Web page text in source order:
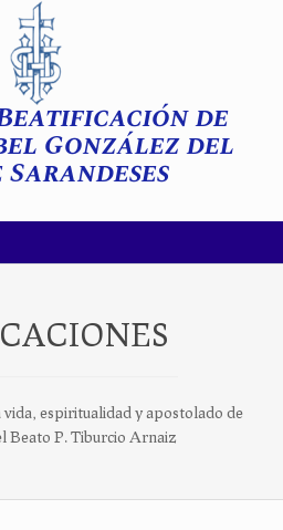
de
González del
espiritualidad y apostolado de
Beato P. Tiburcio Arnaiz